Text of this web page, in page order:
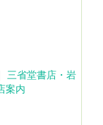
三省堂書店・岩
案内